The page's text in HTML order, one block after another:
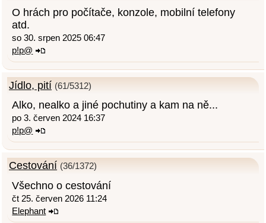
O hrách pro počítače, konzole, mobilní telefony
atd.
so 30. srpen 2025 06:47
p!p@
Jídlo, pití (61/5312)
Alko, nealko a jiné pochutiny a kam na ně...
po 3. červen 2024 16:37
p!p@
Cestování (36/1372)
Všechno o cestování
čt 25. červen 2026 11:24
Elephant